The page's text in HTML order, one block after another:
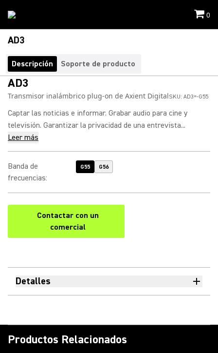
0
AD3
Descripción Soporte de producto
AD3
Transmisor inalámbrico plug-on de Axient DigitalSKU: AD3=-G55
Captar las noticias e informar. Grabar audio para cine y
televisión. Garantizar la privacidad de una entrevista...
Leer más
Banda de
frecuencias:
G55 G56
Contactar con un
comercial
Detalles
Productos Relacionados